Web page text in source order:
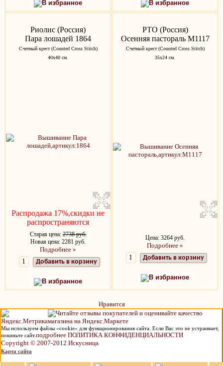
В избранное В избранное
Риолис (Россия)
Пара лошадей 1864
Счетный крест (Counted Cross Stitch)
40х40 см.
Распродажа 17%,скидки не
распространяются
Старая цена:2738 руб.
Новая цена: 2281 руб.
Подробнее »
Добавить в корзину
В избранное
РТО (Россия)
Осенняя пастораль M1117
Счетный крест (Counted Cross Stitch)
35х24 см.
Цена: 3264 руб.
Подробнее »
Добавить в корзину
В избранное
Нравится
Мы используем файлы «cookie» для функционирования сайта. Если Вас это не устраивает,
покиньте сайт.подробнее ПОЛИТИКА КОНФИДЕНЦИАЛЬНОСТИ
Copyright © 2007-2012 Искусница
Карта сайта